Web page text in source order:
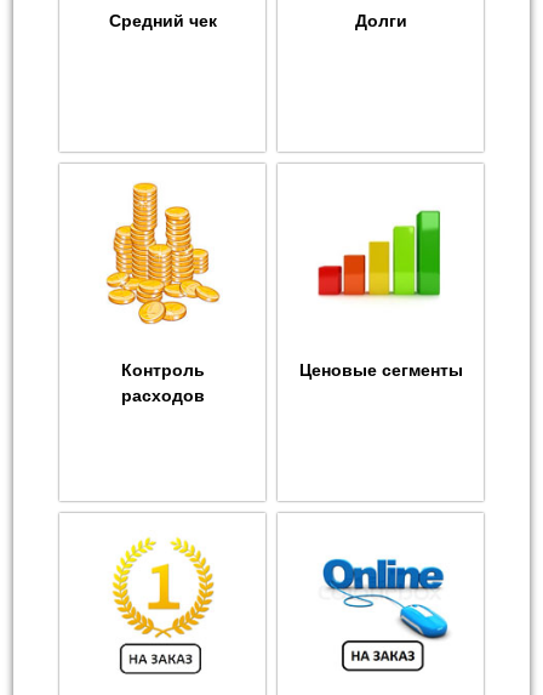
Средний чек Долги
Контроль
расходов
Ценовые сегменты